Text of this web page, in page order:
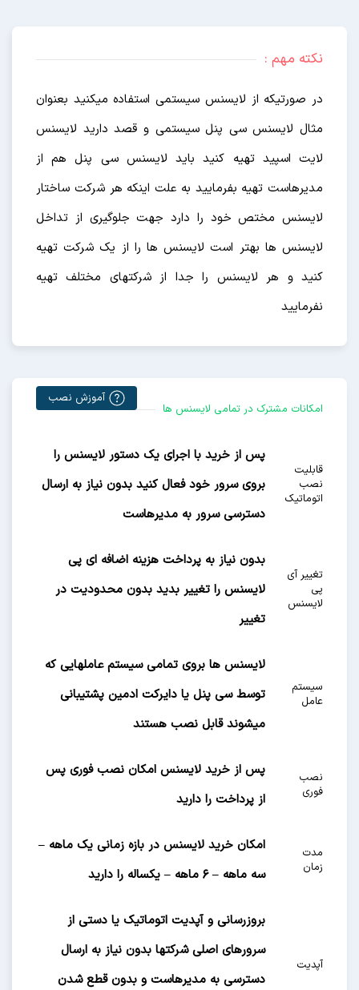
نکته مهم :
در صورتیکه از لایسنس سیستمی استفاده میکنید بعنوان
مثال لایسنس سی پنل سیستمی و قصد دارید لایسنس
لایت اسپید تهیه کنید باید لایسنس سی پنل هم از
مدیرهاست تهیه بفرمایید به علت اینکه هر شرکت ساختار
لایسنس مختص خود را دارد جهت جلوگیری از تداخل
لایسنس ها بهتر است لایسنس ها را از یک شرکت تهیه
کنید و هر لایسنس را جدا از شرکتهای مختلف تهیه
نفرمایید
امکانات مشترک در تمامی لایسنس ها
آموزش نصب
قابلیت
نصب
اتوماتیک
پس از خرید با اجرای یک دستور لایسنس را
بروی سرور خود فعال کنید بدون نیاز به ارسال
دسترسی سرور به مدیرهاست
تغییر آی
پی
لایسنس
بدون نیاز به پرداخت هزینه اضافه ای پی
لایسنس را تغییر بدید بدون محدودیت در
تغییر
سیستم
عامل
لایسنس ها بروی تمامی سیستم عاملهایی که
توسط سی پنل یا دایرکت ادمین پشتیبانی
میشوند قابل نصب هستند
نصب
فوری
پس از خرید لایسنس امکان نصب فوری پس
از پرداخت را دارید
مدت
زمان
امکان خرید لایسنس در بازه زمانی یک ماهه –
سه ماهه – ۶ ماهه – یکساله را دارید
آپدیت
بروزرسانی و آپدیت اتوماتیک یا دستی از
سرورهای اصلی شرکتها بدون نیاز به ارسال
دسترسی به مدیرهاست و بدون قطع شدن